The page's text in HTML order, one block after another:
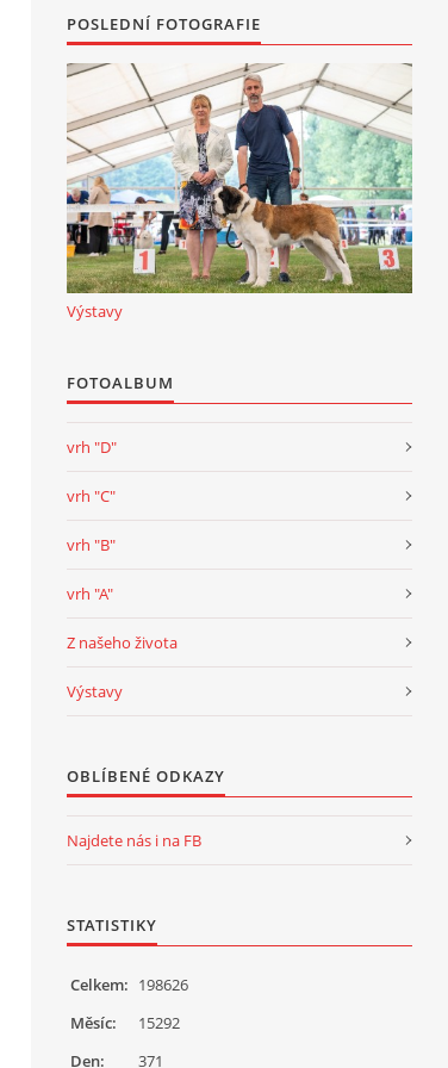
POSLEDNÍ FOTOGRAFIE
Výstavy
FOTOALBUM
vrh "D"
vrh "C"
vrh "B"
vrh "A"
Z našeho života
Výstavy
OBLÍBENÉ ODKAZY
Najdete nás i na FB
STATISTIKY
Celkem: 198626
Měsíc:
15292
Den:
371